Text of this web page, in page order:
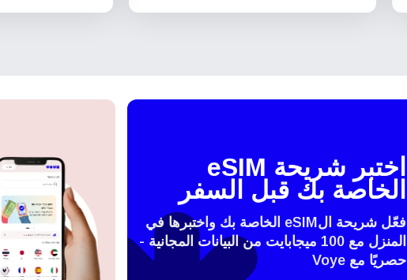
إغلاق النافذة
اختبر شريحة eSIM
الخاصة بك قبل السفر
فعّل شريحة الeSIM الخاصة بك واختبرها في
المنزل مع 100 ميجابايت من البيانات المجانية -
حصريًا مع Voye
تسجيل الدخول أو إنشاء حساب